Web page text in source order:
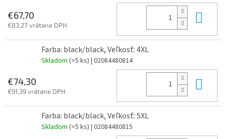
€67,70
€83,27 vrátane DPH
Farba: black/black, Veľkosť: 4XL
Skladom (>5 ks) | 02084480814
€74,30
€91,39 vrátane DPH
Farba: black/black, Veľkosť: 5XL
Skladom (>5 ks) | 02084480815